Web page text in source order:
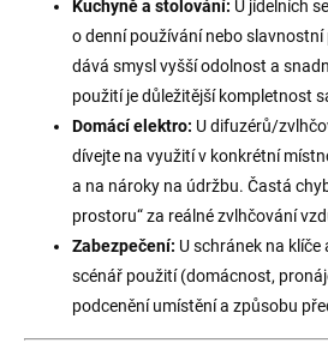
Kuchyně a stolování: U jídelních
o denní používání nebo
dává smysl vyšší odolnost a
použití je důležitější kompletnost
Domácí elektro: U difuzérů/
dívejte na využití v konkrétní
a na nároky na údržbu. Častá
prostoru“ za reálné zvlhčování
Zabezpečení: U schránek na
scénář použití (domácnost,
podcenění umístění a způsobu